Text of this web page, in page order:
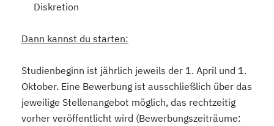
Diskretion
Dann kannst du starten:
Studienbeginn ist jährlich jeweils der 1. April und 1.
Oktober. Eine Bewerbung ist ausschließlich über das
jeweilige Stellenangebot möglich, das rechtzeitig
vorher veröffentlicht wird (Bewerbungszeiträume: